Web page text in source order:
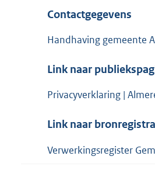
Contactgegevens
Handhaving gemeente
Link naar
Privacyverklaring |
Link naar
Verwerkingsregister